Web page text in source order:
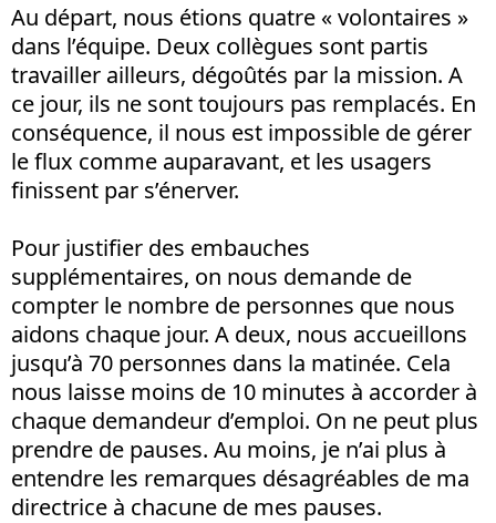
Au départ, nous étions quatre « volontaires »
dans l’équipe. Deux collègues sont partis
travailler ailleurs, dégoûtés par la mission. A
ce jour, ils ne sont toujours pas remplacés. En
conséquence, il nous est impossible de gérer
le flux comme auparavant, et les usagers
finissent par s’énerver.
Pour justifier des embauches
supplémentaires, on nous demande de
compter le nombre de personnes que nous
aidons chaque jour. A deux, nous accueillons
jusqu’à 70 personnes dans la matinée. Cela
nous laisse moins de 10 minutes à accorder à
chaque demandeur d’emploi. On ne peut plus
prendre de pauses. Au moins, je n’ai plus à
entendre les remarques désagréables de ma
directrice à chacune de mes pauses.